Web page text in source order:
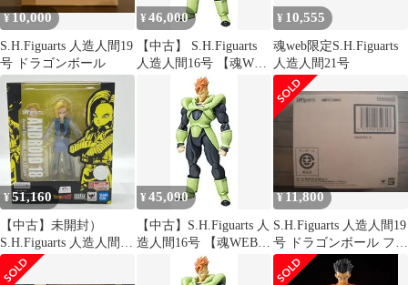
¥10,000
S.H.Figuarts 人造人間19
号 ドラゴンボール
¥46,000
【中古】 S.H.Figuarts
人造人間16号 【魂WEB
商店限定】
¥ 10,555
魂web限定S.H.Figuarts
人造人間21号
¥51,160
【中古】未開封）
S.H.Figuarts 人造人間18
号 Event Exclusive Color
Edition[24]
¥45,090
【中古】S.H.Figuarts 人
造人間16号 【魂WEB商
店限定】 d2ldlup
¥11,800
S.H.Figuarts 人造人間19
号 ドラゴンボール フィ
ギュアーツ